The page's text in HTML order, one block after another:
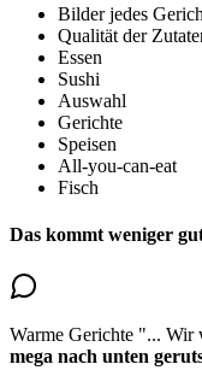
Bilder jedes
Qualität der
Essen
Sushi
Auswahl
Gerichte
Speisen
All-you-can-eat
Fisch
Das kommt weniger
Warme Gerichte "... Wir
mega nach unten